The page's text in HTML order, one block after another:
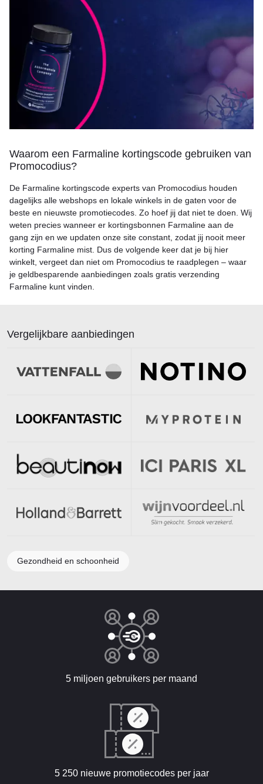
Waarom een Farmaline kortingscode gebruiken van
Promocodius?
De Farmaline kortingscode experts van Promocodius houden
dagelijks alle webshops en lokale winkels in de gaten voor de
beste en nieuwste promotiecodes. Zo hoef jij dat niet te doen. Wij
weten precies wanneer er kortingsbonnen Farmaline aan de
gang zijn en we updaten onze site constant, zodat jij nooit meer
korting Farmaline mist. Dus de volgende keer dat je bij hier
winkelt, vergeet dan niet om Promocodius te raadplegen – waar
je geldbesparende aanbiedingen zoals gratis verzending
Farmaline kunt vinden.
Vergelijkbare aanbiedingen
Gezondheid en schoonheid
5 miljoen gebruikers per maand
5 250 nieuwe promotiecodes per jaar